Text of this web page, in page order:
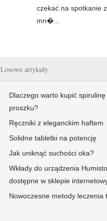
czekać na spotkanie
mn�...
Losowe artykuły
Dlaczego warto kupić spirulinę
proszku?
Ręczniki z eleganckim haftem
Solidne tabletki na potencję
Jak uniknąć suchości oka?
Wkłady do urządzenia
dostępne w sklepie
Nowoczesne metody leczenia